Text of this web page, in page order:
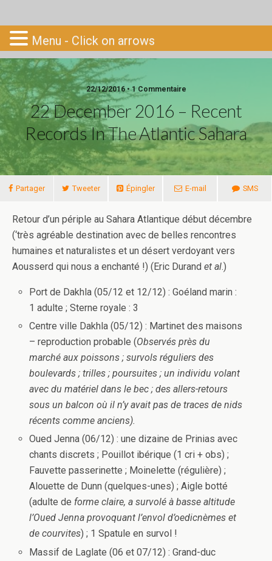
Go-South
22/12/2016 • 1 Commentaire
22 December 2016 – Recent
Records In The Atlantic Sahara
Partager Tweeter Épingler E-mail SMS
Retour d’un périple au Sahara Atlantique début décembre
(‘très agréable destination avec de belles rencontres
humaines et naturalistes et un désert verdoyant vers
Aousserd qui nous a enchanté !) (Eric Durand et al.)
Port de Dakhla (05/12 et 12/12) : Goéland marin :
1 adulte ; Sterne royale : 3
Centre ville Dakhla (05/12) : Martinet des maisons
– reproduction probable (Observés près du
marché aux poissons ; survols réguliers des
boulevards ; trilles ; poursuites ; un individu volant
avec du matériel dans le bec ; des allers-retours
sous un balcon où il n’y avait pas de traces de nids
récents comme anciens).
Oued Jenna (06/12) : une dizaine de Prinias avec
chants discrets ; Pouillot ibérique (1 cri + obs) ;
Fauvette passerinette ; Moinelette (régulière) ;
Alouette de Dunn (quelques-unes) ; Aigle botté
(adulte de forme claire, a survolé à basse altitude
l’Oued Jenna provoquant l’envol d’oedicnèmes et
de courvites) ; 1 Spatule en survol !
Massif de Laglate (06 et 07/12) : Grand-duc
Menu - Click on arrows